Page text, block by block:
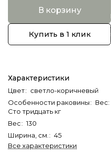
В корзину
Купить в 1 клик
Характеристики
Цвет: светло-коричневый
Особенности раковины: Вес:
Сто тридцать кг
Вес: 130
Ширина, см. : 45
Все характеристики